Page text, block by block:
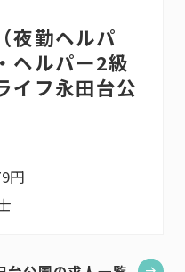
夜勤ヘルパ
ヘルパー2級
イフ永田台公
円